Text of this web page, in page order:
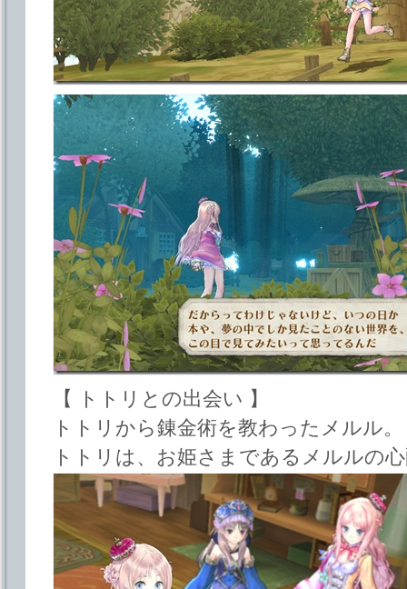
【 トトリとの出会い 】
トトリから錬金術を教わったメルル。
トトリは、お姫さまであるメルルの